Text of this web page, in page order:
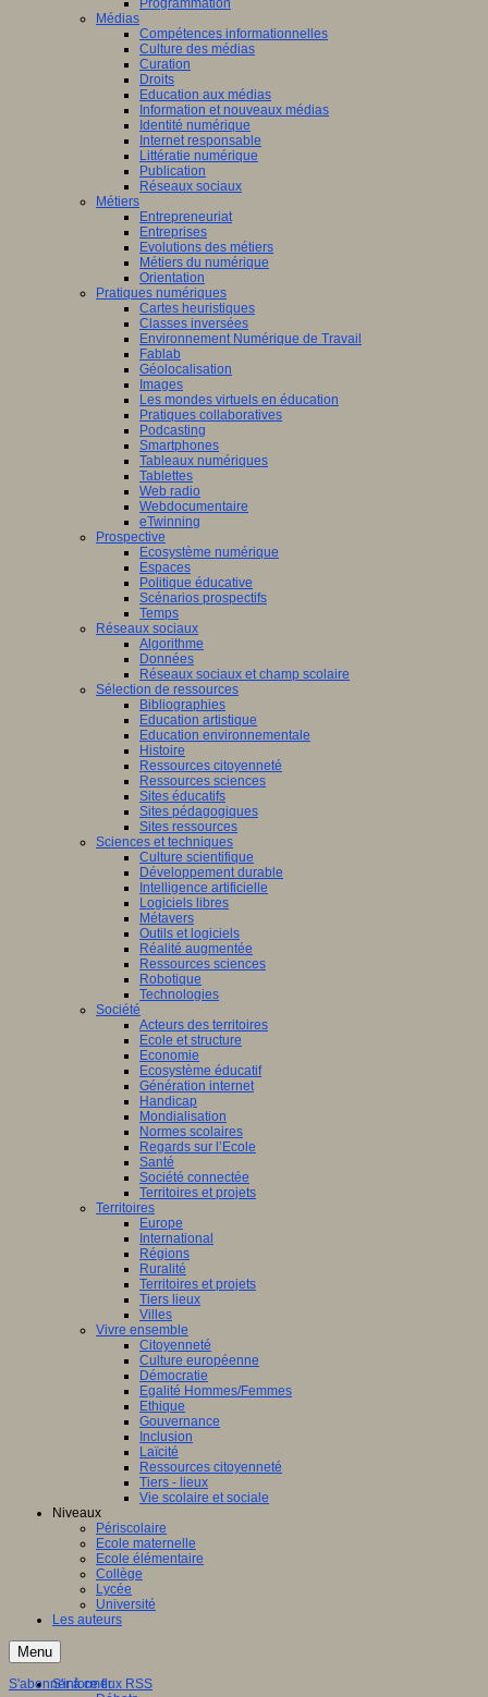
Programmation
Médias
Compétences informationnelles
Culture des médias
Curation
Droits
Education aux médias
Information et nouveaux médias
Identité numérique
Internet responsable
Littératie numérique
Publication
Réseaux sociaux
Métiers
Entrepreneuriat
Entreprises
Evolutions des métiers
Métiers du numérique
Orientation
Pratiques numériques
Cartes heuristiques
Classes inversées
Environnement Numérique de Travail
Fablab
Géolocalisation
Images
Les mondes virtuels en éducation
Pratiques collaboratives
Podcasting
Smartphones
Tableaux numériques
Tablettes
Web radio
Webdocumentaire
eTwinning
Prospective
Ecosystème numérique
Espaces
Politique éducative
Scénarios prospectifs
Temps
Réseaux sociaux
Algorithme
Données
Réseaux sociaux et champ scolaire
Sélection de ressources
Bibliographies
Education artistique
Education environnementale
Histoire
Ressources citoyenneté
Ressources sciences
Sites éducatifs
Sites pédagogiques
Sites ressources
Sciences et techniques
Culture scientifique
Développement durable
Intelligence artificielle
Logiciels libres
Métavers
Outils et logiciels
Réalité augmentée
Ressources sciences
Robotique
Technologies
Société
Acteurs des territoires
Ecole et structure
Economie
Ecosystème éducatif
Génération internet
Handicap
Mondialisation
Normes scolaires
Regards sur l’Ecole
Santé
Société connectée
Territoires et projets
Territoires
Europe
International
Régions
Ruralité
Territoires et projets
Tiers lieux
Villes
Vivre ensemble
Citoyenneté
Culture européenne
Démocratie
Egalité Hommes/Femmes
Ethique
Gouvernance
Inclusion
Laïcité
Ressources citoyenneté
Tiers - lieux
Vie scolaire et sociale
Niveaux
Périscolaire
Ecole maternelle
Ecole élémentaire
Collège
Lycée
Université
Les auteurs
Menu
S'informer
S'abonner à ce flux RSS